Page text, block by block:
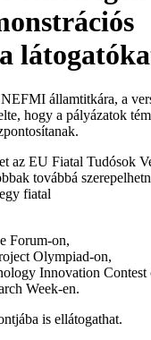
államtitkára, a
hogy a pályázatok
az EU Fiatal Tudósok
továbbá
fiatal
Forum-on,
Olympiad-on,
Innovation Contest
Week-en.
is ellátogathat.